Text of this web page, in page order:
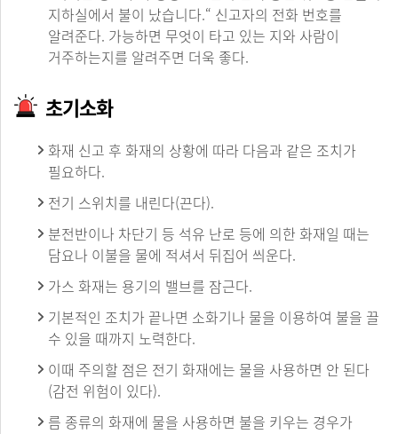
지하실에서 불이 났습니다.“ 신고자의 전화 번호를
알려준다. 가능하면 무엇이 타고 있는 지와 사람이
거주하는지를 알려주면 더욱 좋다.
초기소화
화재 신고 후 화재의 상황에 따라 다음과 같은 조치가
필요하다.
전기 스위치를 내린다(끈다).
분전반이나 차단기 등 석유 난로 등에 의한 화재일 때는
담요나 이불을 물에 적셔서 뒤집어 씌운다.
가스 화재는 용기의 밸브를 잠근다.
기본적인 조치가 끝나면 소화기나 물을 이용하여 불을 끌
수 있을 때까지 노력한다.
이때 주의할 점은 전기 화재에는 물을 사용하면 안 된다
(감전 위험이 있다).
름 종류의 화재에 물을 사용하면 불을 키우는 경우가